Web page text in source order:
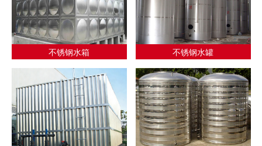
不锈钢水箱 不锈钢水罐